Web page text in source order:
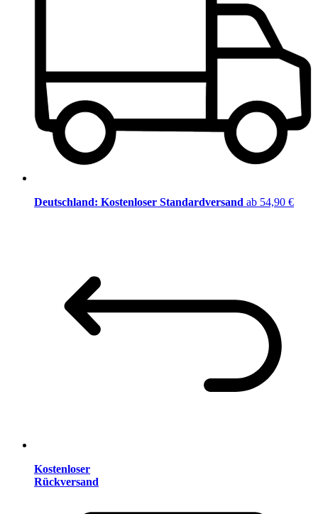
Deutschland: Kostenloser Standardversand ab 54,90 €
Kostenloser
Rückversand